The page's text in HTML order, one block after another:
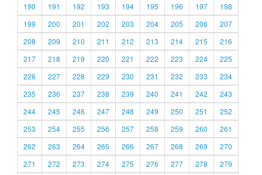
190
191 192 193 194 195 196 197
198
199
200 201 202 203 204 205 206
207
208
209 210 211 212 213 214 215
216
217
218 219 220 221 222 223 224
225
226
227 228 229 230 231 232 233
234
235
236 237 238 239 240 241 242
243
244
245 246 247 248 249 250 251
252
253
254 255 256 257 258 259 260
261
262
263 264 265 266 267 268 269
270
271
272 273 274 275 276 277 278
279